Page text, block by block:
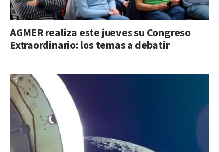
AGMER realiza este jueves su Congreso
Extraordinario: los temas a debatir